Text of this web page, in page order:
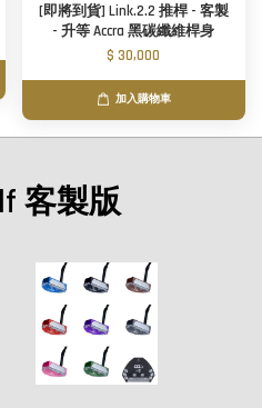
[即將到貨] Link.2.2 推桿 - 客製
- 升等 Accra 黑碳纖維桿身
$ 30,000
加入購物車
客製版